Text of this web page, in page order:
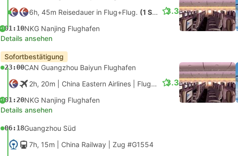
6h, 45m Reisedauer in Flug+Flug. (1 Stop)
+101:10NKG Nanjing Flughafen
3.3
Details ansehen
Sofortbestätigung
23:00CAN Guangzhou Baiyun Flughafen
2h, 20m | China Eastern Airlines Flug #MU9768 |Economy
+101:20NKG Nanjing Flughafen
3.3
Details ansehen
06:18Guangzhou Süd
7h, 15m | China Railway Zug #G1554